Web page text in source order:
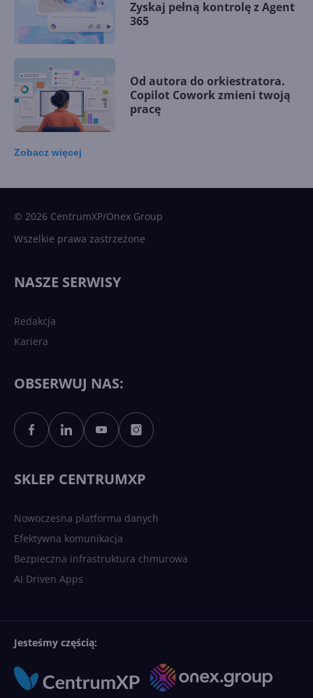
Zyskaj pełną kontrolę z Agent
365
Od autora do orkiestratora.
Copilot Cowork zmieni twoją
pracę
Sztuczna inteligencja po
polsku. Dość barier
Zobacz więcej
© 2026 CentrumXP/Onex Group
Wszelkie prawa zastrzeżone
NASZE SERWISY
Redakcja
Kariera
OBSERWUJ NAS:
SKLEP CENTRUMXP
Nowoczesna platforma danych
Efektywna komunikacja
Bezpieczna infrastruktura chmurowa
AI Driven Apps
Jesteśmy częścią: